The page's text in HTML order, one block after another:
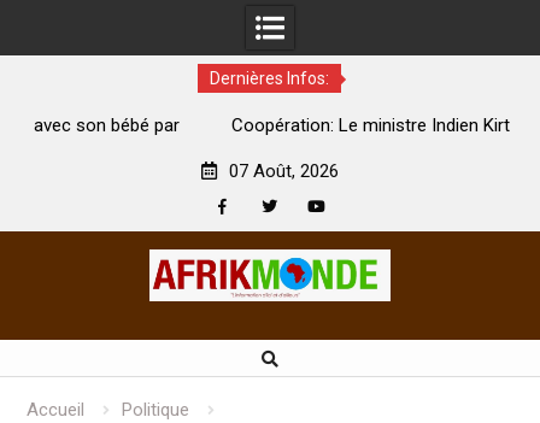
Dernières Infos:
Coopération: Le ministre Indien Kirti Vardhan Singh à
07 Août, 2026
Accueil
Politique